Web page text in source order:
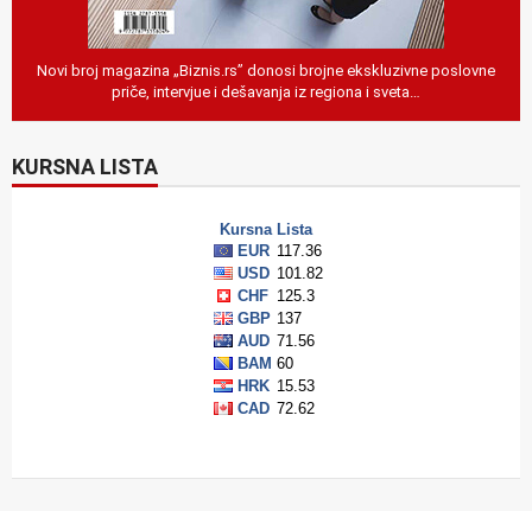
Novi broj magazina „Biznis.rs” donosi brojne ekskluzivne poslovne
priče, intervjue i dešavanja iz regiona i sveta…
KURSNA LISTA